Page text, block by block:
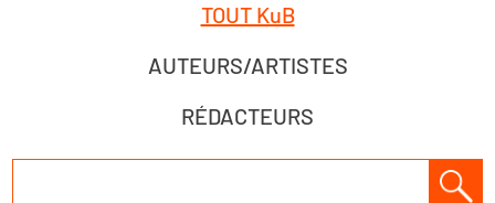
TOUT KuB
AUTEURS/ARTISTES
RÉDACTEURS